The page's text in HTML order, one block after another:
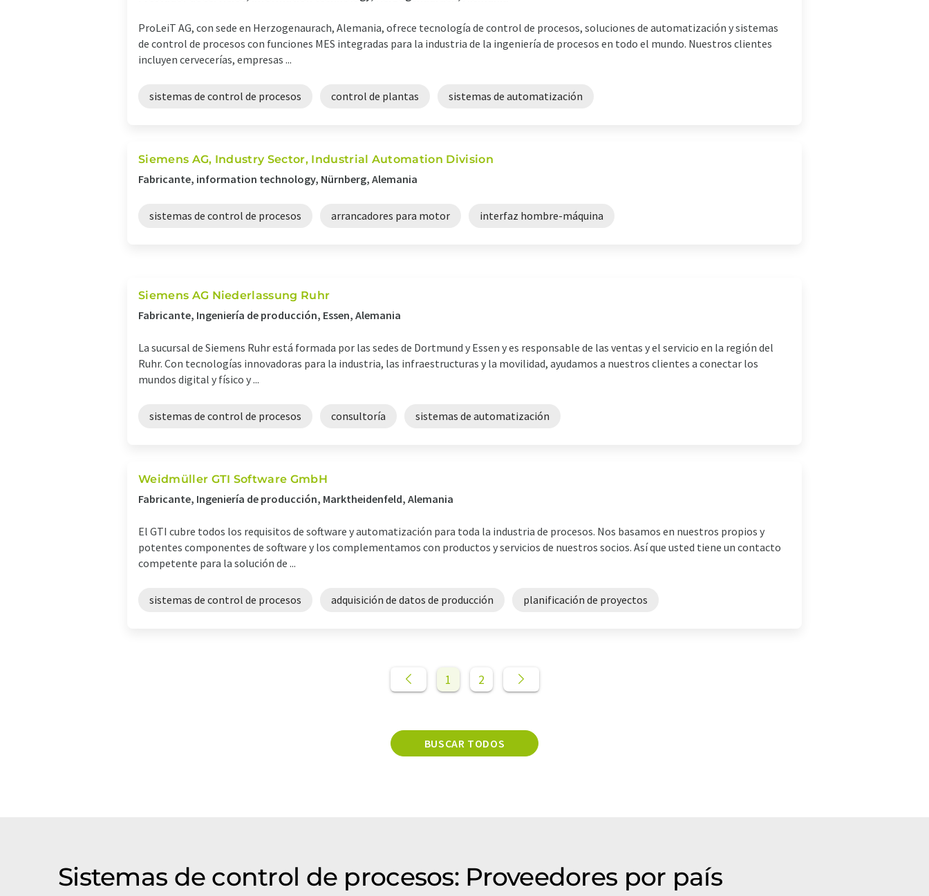
ProLeiT AG, con sede en Herzogenaurach, Alemania, ofrece tecnología de control de procesos, soluciones de automatización y sistemas
de control de procesos con funciones MES integradas para la industria de la ingeniería de procesos en todo el mundo. Nuestros clientes
incluyen cervecerías, empresas ...
sistemas de control de procesos control de plantas sistemas de automatización
Siemens AG, Industry Sector, Industrial Automation Division
Fabricante, information technology, Nürnberg, Alemania
sistemas de control de procesos arrancadores para motor interfaz hombre-máquina
Siemens AG Niederlassung Ruhr
Fabricante, Ingeniería de producción, Essen, Alemania
La sucursal de Siemens Ruhr está formada por las sedes de Dortmund y Essen y es responsable de las ventas y el servicio en la región del
Ruhr. Con tecnologías innovadoras para la industria, las infraestructuras y la movilidad, ayudamos a nuestros clientes a conectar los
mundos digital y físico y ...
sistemas de control de procesos consultoría sistemas de automatización
Weidmüller GTI Software GmbH
Fabricante, Ingeniería de producción, Marktheidenfeld, Alemania
El GTI cubre todos los requisitos de software y automatización para toda la industria de procesos. Nos basamos en nuestros propios y
potentes componentes de software y los complementamos con productos y servicios de nuestros socios. Así que usted tiene un contacto
competente para la solución de ...
sistemas de control de procesos adquisición de datos de producción planificación de proyectos
1 2
BUSCAR TODOS
Sistemas de control de procesos: Proveedores por país